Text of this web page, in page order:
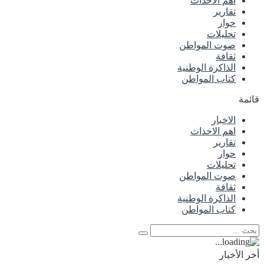
تقارير
حوار
تحليلات
صوت المواطن
ثقافة
الذاكرة الوطنية
كتاب المواطن
قائمة
الاخبار
اهم الاحداث
تقارير
حوار
تحليلات
صوت المواطن
ثقافة
الذاكرة الوطنية
كتاب المواطن
أخر الأخبار